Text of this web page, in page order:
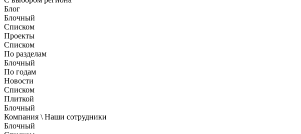
Блог
Блочный
Списком
Проекты
Списком
По разделам
Блочный
По годам
Новости
Списком
Плиткой
Блочный
Компания \ Наши сотрудники
Блочный